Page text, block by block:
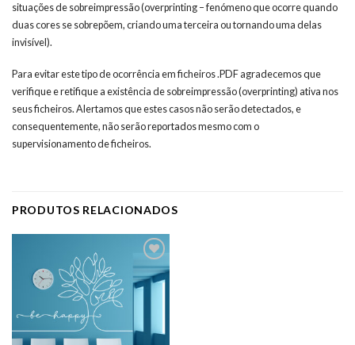
situações de sobreimpressão (overprinting – fenómeno que ocorre quando
duas cores se sobrepõem, criando uma terceira ou tornando uma delas
invisível).
Para evitar este tipo de ocorrência em ficheiros .PDF agradecemos que
verifique e retifique a existência de sobreimpressão (overprinting) ativa nos
seus ficheiros. Alertamos que estes casos não serão detectados, e
consequentemente, não serão reportados mesmo com o
supervisionamento de ficheiros.
PRODUTOS RELACIONADOS
Adicionar
aos meus
desejos